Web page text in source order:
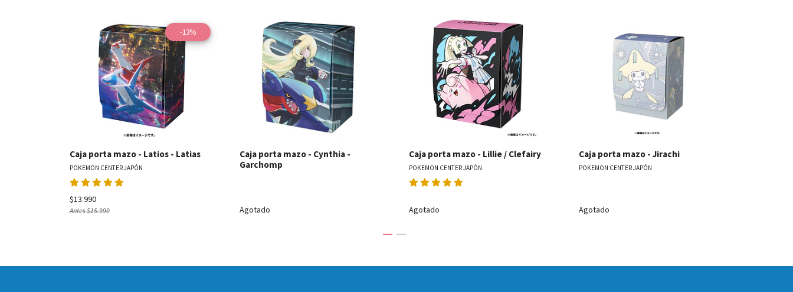
-13%
Ver detalles
Caja porta mazo - Latios - Latias
POKEMON CENTER JAPÓN
$13.990
Antes$15.990
Ver detalles
Caja porta mazo - Cynthia -
Garchomp
Agotado
Ver detalles
Caja porta mazo - Lillie / Clefairy
POKEMON CENTER JAPÓN
Agotado
Ver detalles
Caja porta mazo - Jirachi
POKEMON CENTER JAPÓN
Agotado